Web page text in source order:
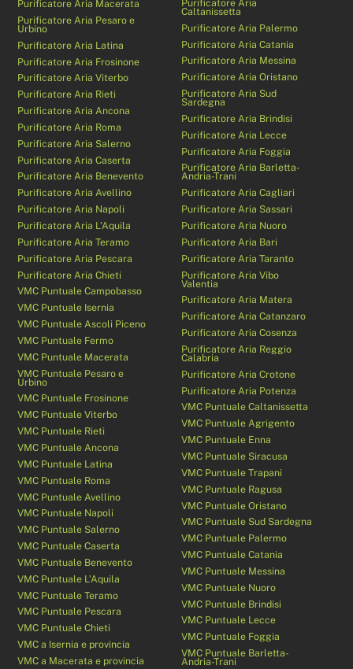
Purificatore Aria Macerata
Purificatore Aria Pesaro e
Urbino
Purificatore Aria Latina
Purificatore Aria Frosinone
Purificatore Aria Viterbo
Purificatore Aria Rieti
Purificatore Aria Ancona
Purificatore Aria Roma
Purificatore Aria Salerno
Purificatore Aria Caserta
Purificatore Aria Benevento
Purificatore Aria Avellino
Purificatore Aria Napoli
Purificatore Aria L’Aquila
Purificatore Aria Teramo
Purificatore Aria Pescara
Purificatore Aria Chieti
VMC Puntuale Campobasso
VMC Puntuale Isernia
VMC Puntuale Ascoli Piceno
VMC Puntuale Fermo
VMC Puntuale Macerata
VMC Puntuale Pesaro e
Urbino
VMC Puntuale Frosinone
VMC Puntuale Viterbo
VMC Puntuale Rieti
VMC Puntuale Ancona
VMC Puntuale Latina
VMC Puntuale Roma
VMC Puntuale Avellino
VMC Puntuale Napoli
VMC Puntuale Salerno
VMC Puntuale Caserta
VMC Puntuale Benevento
VMC Puntuale L’Aquila
VMC Puntuale Teramo
VMC Puntuale Pescara
VMC Puntuale Chieti
VMC a Isernia e provincia
VMC a Macerata e provincia
Purificatore Aria
Caltanissetta
Purificatore Aria Palermo
Purificatore Aria Catania
Purificatore Aria Messina
Purificatore Aria Oristano
Purificatore Aria Sud
Sardegna
Purificatore Aria Brindisi
Purificatore Aria Lecce
Purificatore Aria Foggia
Purificatore Aria Barletta-
Andria-Trani
Purificatore Aria Cagliari
Purificatore Aria Sassari
Purificatore Aria Nuoro
Purificatore Aria Bari
Purificatore Aria Taranto
Purificatore Aria Vibo
Valentia
Purificatore Aria Matera
Purificatore Aria Catanzaro
Purificatore Aria Cosenza
Purificatore Aria Reggio
Calabria
Purificatore Aria Crotone
Purificatore Aria Potenza
VMC Puntuale Caltanissetta
VMC Puntuale Agrigento
VMC Puntuale Enna
VMC Puntuale Siracusa
VMC Puntuale Trapani
VMC Puntuale Ragusa
VMC Puntuale Oristano
VMC Puntuale Sud Sardegna
VMC Puntuale Palermo
VMC Puntuale Catania
VMC Puntuale Messina
VMC Puntuale Nuoro
VMC Puntuale Brindisi
VMC Puntuale Lecce
VMC Puntuale Foggia
VMC Puntuale Barletta-
Andria-Trani